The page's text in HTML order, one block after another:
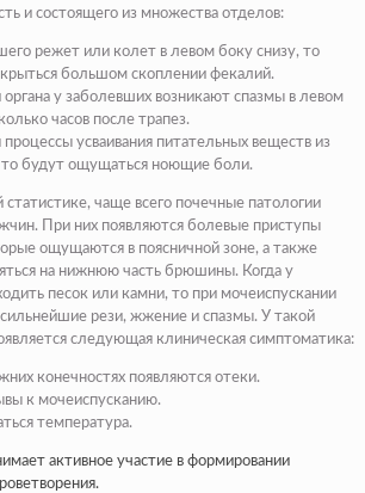
и состоящего из множества отделов:
режет или колет в левом боку снизу, то
большом скоплении фекалий.
органа у заболевших возникают спазмы в левом
часов после трапез.
усваивания питательных веществ из
то будут ощущаться ноющие боли.
чаще всего почечные патологии
При них появляются болевые приступы
ощущаются в поясничной зоне, а также
на нижнюю часть брюшины. Когда у
песок или камни, то при мочеиспускании
рези, жжение и спазмы. У такой
следующая клиническая симптоматика:
конечностях появляются отеки.
к мочеиспусканию.
температура.
активное участие в формировании